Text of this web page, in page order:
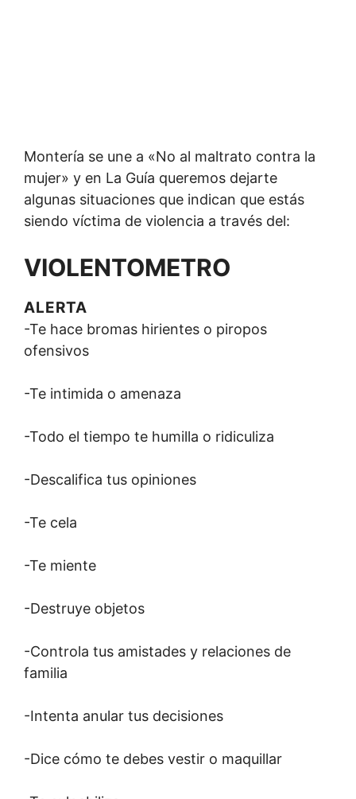
Montería se une a «No al maltrato contra la
mujer» y en La Guía queremos dejarte
algunas situaciones que indican que estás
siendo víctima de violencia a través del:
VIOLENTOMETRO
ALERTA
-Te hace bromas hirientes o piropos
ofensivos
-Te intimida o amenaza
-Todo el tiempo te humilla o ridiculiza
-Descalifica tus opiniones
-Te cela
-Te miente
-Destruye objetos
-Controla tus amistades y relaciones de
familia
-Intenta anular tus decisiones
-Dice cómo te debes vestir o maquillar